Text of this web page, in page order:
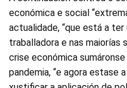
económica e social
actualidade, “que está a
traballadora e nas maiorías
crise económica
pandemia, “e agora estase